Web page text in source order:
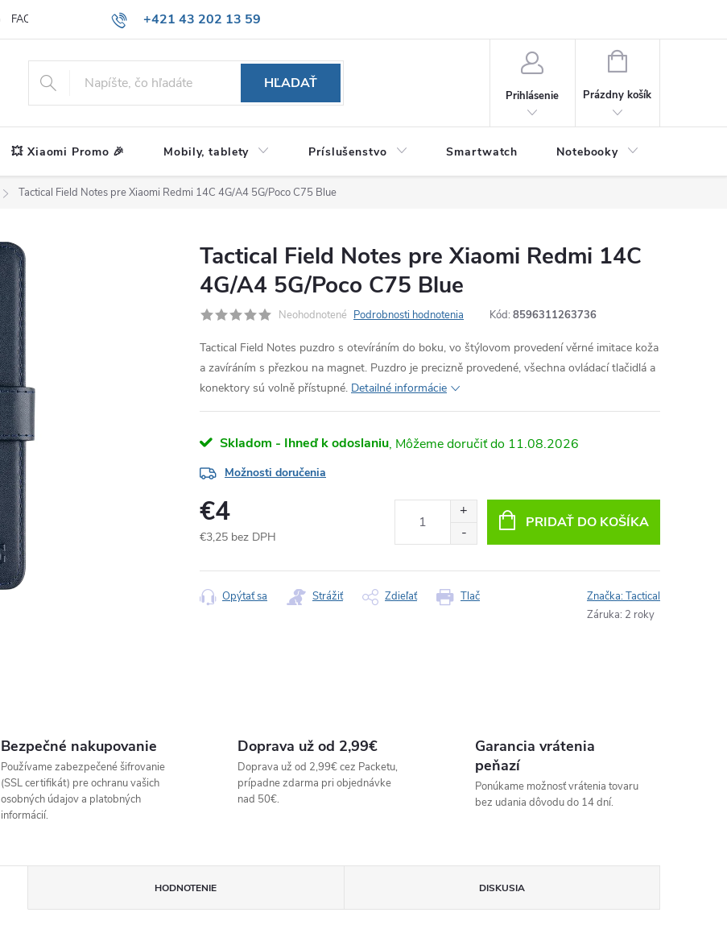
+421 43 202 13 59
FAQ
HĽADAŤ
Prihlásenie
NÁKUPNÝ
Prázdny košík
💥 Xiaomi Promo 🎉 Mobily, tablety Príslušenstvo Smartwatch Notebooky
Tactical Field Notes pre Xiaomi Redmi 14C 4G/A4 5G/Poco C75 Blue
Tactical Field Notes pre Xiaomi Redmi 14C
4G/A4 5G/Poco C75 Blue
Neohodnotené Podrobnosti hodnotenia Kód: 8596311263736
Tactical Field Notes puzdro s otevíráním do boku, vo štýlovom provedení věrné imitace koža
a zavíráním s přezkou na magnet. Puzdro je precizně provedené, všechna ovládací tlačidlá a
konektory sú volně přístupné. Detailné informácie
Skladom - Ihneď k odoslaniu 11.08.2026
Možnosti doručenia
€4
€3,25 bez DPH
cena:
PRIDAŤ DO KOŠÍKA
Tlač
Opýtať sa Strážiť Zdieľať Značka:Tactical
Záruka: 2 roky
Bezpečné nakupovanie
Používame zabezpečené šifrovanie
(SSL certifikát) pre ochranu vašich
osobných údajov a platobných
informácií.
Doprava už od 2,99€
Doprava už od 2,99€ cez Packetu,
prípadne zdarma pri objednávke
nad 50€.
Garancia vrátenia
peňazí
Ponúkame možnosť vrátenia tovaru
bez udania dôvodu do 14 dní.
HODNOTENIE DISKUSIA